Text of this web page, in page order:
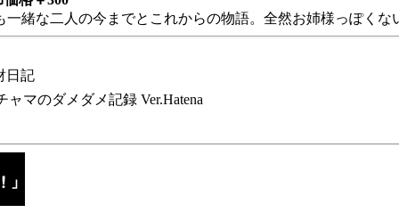
緒な二人の今までとこれからの物語。全然お姉様っぽくな
日記
ャマのダメダメ記録 Ver.Hatena